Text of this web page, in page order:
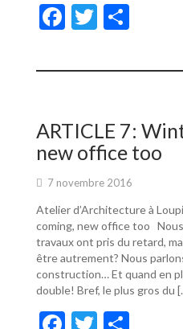
F
e
o
o
k
T
itt ta
er
ARTICLE 7:
new office too
7 novembre 2016
Atelier d’Architecture à
coming, new office too
travaux ont pris du retard,
être autrement? Nous
construction… Et quand en
double! Bref, le plus gros du